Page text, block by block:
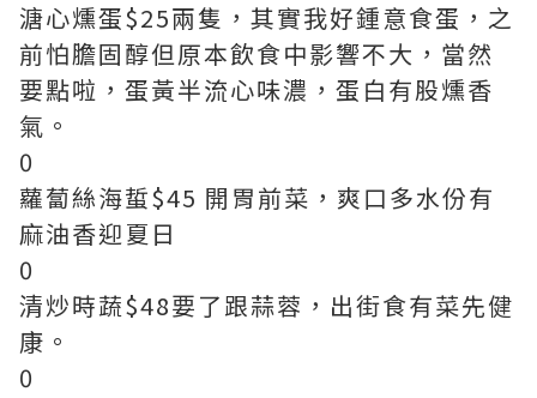
溏心燻蛋$25兩隻，其實我好鍾意食蛋，之
前怕膽固醇但原本飲食中影響不大，當然
要點啦，蛋黃半流心味濃，蛋白有股燻香
氣。
0
蘿蔔絲海蜇$45 開胃前菜，爽口多水份有
麻油香迎夏日
0
清炒時蔬$48要了跟蒜蓉，出街食有菜先健
康。
0